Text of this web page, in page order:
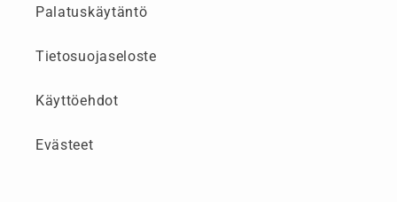
Palatuskäytäntö
Tietosuojaseloste
Käyttöehdot
Evästeet